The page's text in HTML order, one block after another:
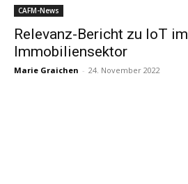
CAFM-News
Relevanz-Bericht zu IoT im
Immobiliensektor
Marie Graichen - 24. November 2022